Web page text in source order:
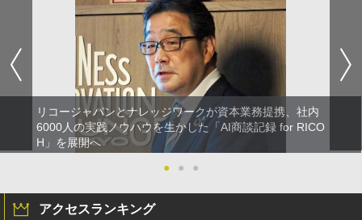
リコージャパンとナレッジワークが資本業務提携、社内
6000人の実践ノウハウを生かした「AI商談記録 for RICO
H」を展開へ
●
● ●
アクセスランキング